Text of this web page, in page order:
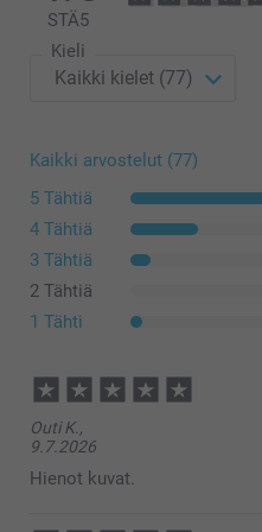
Lisävalintojen hinnat ja
Kehykset
STÄ5
Kieli
Kaikki arvostelut (77)
5 Tähtiä
4 Tähtiä
3 Tähtiä
2 Tähtiä
1 Tähti
Outi K.,
9.7.2026
Hienot kuvat.